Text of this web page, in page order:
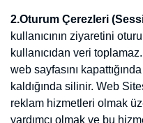
yardımcı olmak ve bu
izleme çerezleri kullanılır. Bu
sayfalarını ve siteleri
adresi olmak üzere kişisel
toplamak, ilgi alanlarınızı ve
hedeflenmiş reklamları
edilme ve reklam gösterimleri
kullanımlarını ve bu reklam
ilgili etkileşimler arasındaki